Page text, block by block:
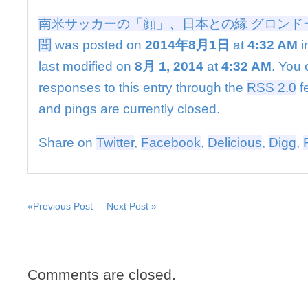
は
南米サッカーの「顔」、日本との縁 グロン
聞 was posted on 2014年8月1日 at 4:32 AM
last modified on 8月 1, 2014 at 4:32 AM. You
responses to this entry through the RSS 2.0
and pings are currently closed.
Share on Twitter, Facebook, Delicious, Digg,
«Previous Post Next Post »
Comments are closed.